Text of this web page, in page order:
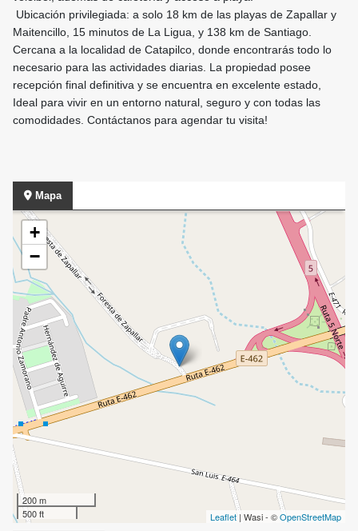
Ubicación privilegiada: a solo 18 km de las playas de Zapallar y
Maitencillo, 15 minutos de La Ligua, y 138 km de Santiago.
Cercana a la localidad de Catapilco, donde encontrarás todo lo
necesario para las actividades diarias. La propiedad posee
recepción final definitiva y se encuentra en excelente estado,
Ideal para vivir en un entorno natural, seguro y con todas las
comodidades. Contáctanos para agendar tu visita!
Mapa
+
−
200 m
500 ft
Leaflet | Wasi - ©OpenStreetMap